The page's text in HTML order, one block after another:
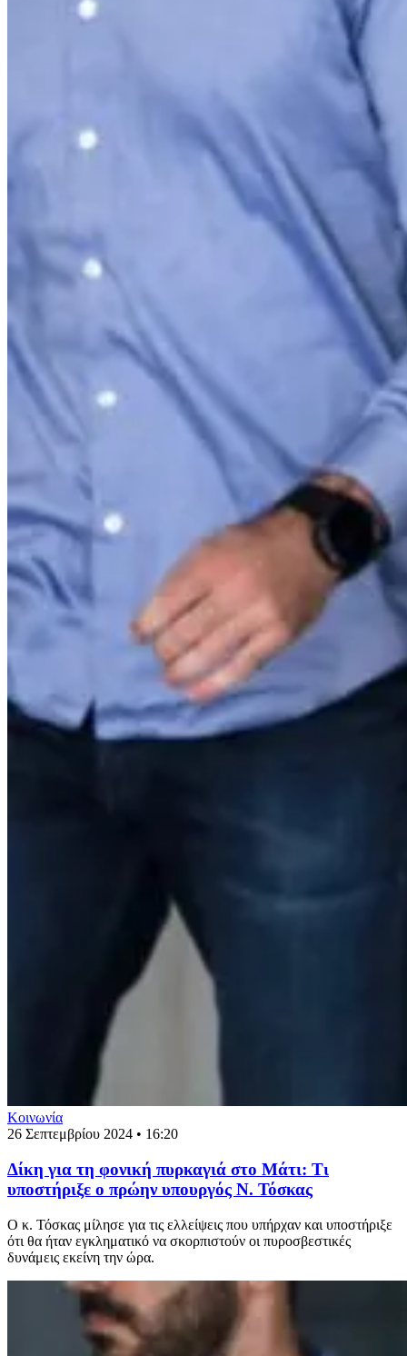
Κοινωνία
26 Σεπτεμβρίου 2024 • 16:20
Δίκη για τη φονική πυρκαγιά στο Μάτι: Τι
υποστήριξε ο πρώην υπουργός Ν. Τόσκας
Ο κ. Τόσκας μίλησε για τις ελλείψεις που υπήρχαν και υποστήριξε
ότι θα ήταν εγκληματικό να σκορπιστούν οι πυροσβεστικές
δυνάμεις εκείνη την ώρα.